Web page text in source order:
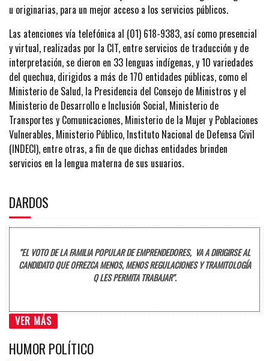
u originarias, para un mejor acceso a los servicios públicos.
Las atenciones vía telefónica al (01) 618-9383, así como presencial
y virtual, realizadas por la CIT, entre servicios de traducción y de
interpretación, se dieron en 33 lenguas indígenas, y 10 variedades
del quechua, dirigidos a más de 170 entidades públicas, como el
Ministerio de Salud, la Presidencia del Consejo de Ministros y el
Ministerio de Desarrollo e Inclusión Social, Ministerio de
Transportes y Comunicaciones, Ministerio de la Mujer y Poblaciones
Vulnerables, Ministerio Público, Instituto Nacional de Defensa Civil
(INDECI), entre otras, a fin de que dichas entidades brinden
servicios en la lengua materna de sus usuarios.
DARDOS
"EL VOTO DE LA FAMILIA POPULAR DE EMPRENDEDORES, VA A DIRIGIRSE AL
CANDIDATO QUE OFREZCA MENOS, MENOS REGULACIONES Y TRAMITOLOGÍA
Q LES PERMITA TRABAJAR".
VER MÁS
HUMOR POLÍTICO